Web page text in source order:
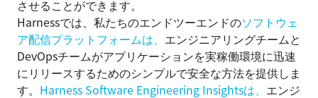
させることができます。
Harnessでは、私たちのエンドツーエンドのソフトウェ
ア配信プラットフォームは、 エンジニアリングチームと
DevOpsチームがアプリケーションを実稼働環境に迅速
にリリースするためのシンプルで安全な方法を提供しま
す。 Harness Software Engineering Insightsは、 エンジ